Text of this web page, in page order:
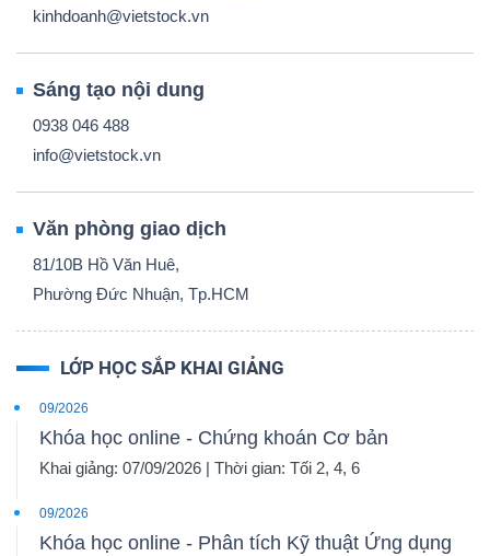
kinhdoanh@vietstock.vn
Sáng tạo nội dung
0938 046 488
info@vietstock.vn
Văn phòng giao dịch
81/10B Hồ Văn Huê,
Phường Đức Nhuận, Tp.HCM
LỚP HỌC SẮP KHAI GIẢNG
09/2026
Khóa học online - Chứng khoán Cơ bản
Khai giảng: 07/09/2026 | Thời gian: Tối 2, 4, 6
09/2026
Khóa học online - Phân tích Kỹ thuật Ứng dụng